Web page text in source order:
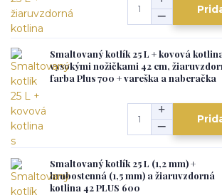
Smaltovaný kotlík 25 L + kovová
vysokými nožičkami 42 cm,
farba Plus 700 + vareška a naberačka
Smaltovaný kotlík 25 L (1,2 mm) +
hrubostenná (1,5 mm) a žiaruvzdorná
kotlina 42 PLUS 600